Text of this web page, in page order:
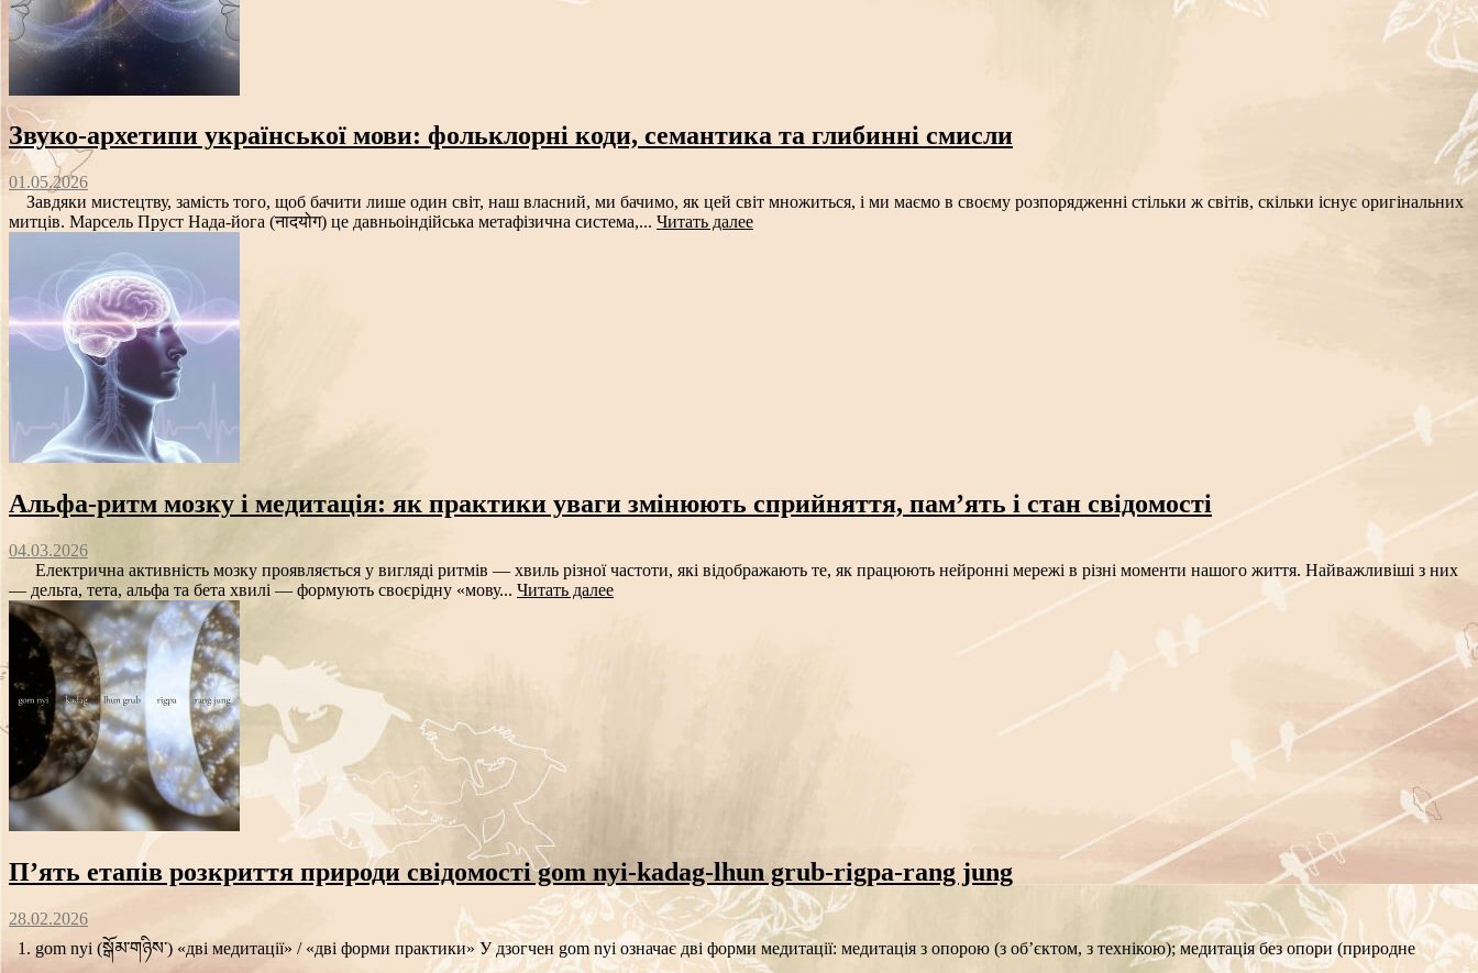
Звуко‑архетипи української мови: фольклорні коди, семантика та глибинні смисли
01.05.2026
Завдяки мистецтву, замість того, щоб бачити лише один світ, наш власний, ми бачимо, як цей світ множиться, і ми маємо в своєму розпорядженні стільки ж світів, скільки існує оригінальних
митців. Марсель Пруст Нада-йога (नादयोग) це давньоіндійська метафізична система,... Читать далее
Альфа‑ритм мозку і медитація: як практики уваги змінюють сприйняття, пам’ять і стан свідомості
04.03.2026
Електрична активність мозку проявляється у вигляді ритмів — хвиль різної частоти, які відображають те, як працюють нейронні мережі в різні моменти нашого життя. Найважливіші з них
— дельта, тета, альфа та бета хвилі — формують своєрідну «мову... Читать далее
П’ять етапів розкриття природи свідомості gom nyi-kadag-lhun grub-rigpa-rang jung
28.02.2026
1. gom nyi (སྒོམ་གཉིས་) «дві медитації» / «дві форми практики» У дзогчен gom nyi означає дві форми медитації: медитація з опорою (з об’єктом, з технікою); медитація без опори (природне